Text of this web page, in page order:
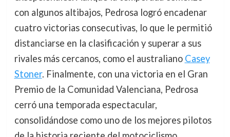
con algunos altibajos, Pedrosa logró encadenar
cuatro victorias consecutivas, lo que le permitió
distanciarse en la clasificación y superar a sus
rivales más cercanos, como el australiano Casey
Stoner. Finalmente, con una victoria en el Gran
Premio de la Comunidad Valenciana, Pedrosa
cerró una temporada espectacular,
consolidándose como uno de los mejores pilotos